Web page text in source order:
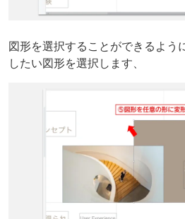
図形を選択することができるよう
したい図形を選択します、